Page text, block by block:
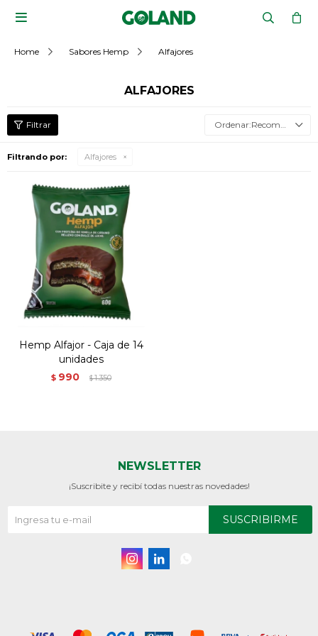

Home Sabores Hemp Alfajores
ALFAJORES
Recomendados
Filtrando por: Alfajores
Hemp Alfajor - Caja de 14
unidades
$ 990 $1.350
NEWSLETTER
¡Suscribite y recibí todas nuestras novedades!
SUSCRIBIRME
 